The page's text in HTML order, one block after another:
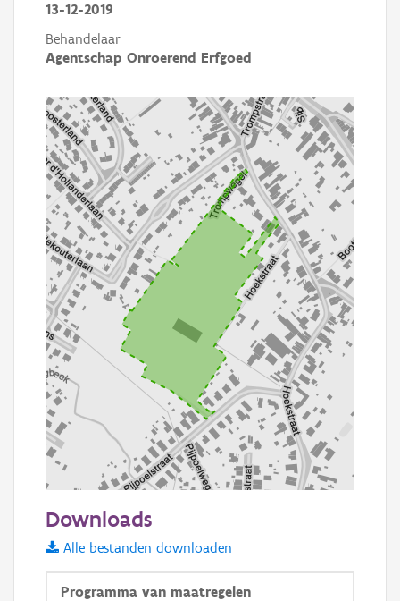
13-12-2019
Behandelaar
Agentschap Onroerend Erfgoed
Informatie Vlaanderen
i
Downloads
Alle bestanden downloaden
Programma van maatregelen